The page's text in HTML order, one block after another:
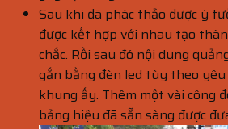
Sau khi đã phác thảo được ý
được kết hợp với nhau tạo
chắc. Rồi sau đó nội dung
gắn bằng đèn led tùy theo yêu
khung ấy. Thêm một vài công
bảng hiệu đã sẵn sàng được